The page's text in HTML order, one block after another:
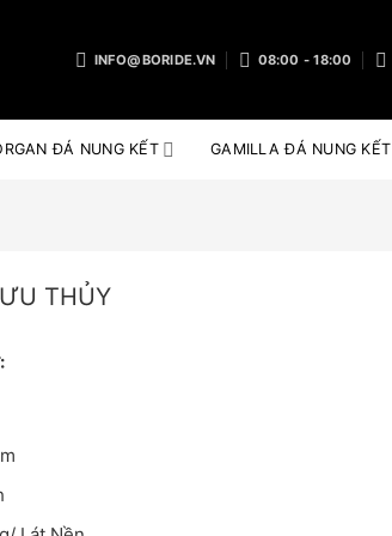
INFO@BORIDE.VN 08:00 - 18:00
ĐÁ NUNG KẾT GAMILLA ĐÁ NUNG KẾT
THỦY